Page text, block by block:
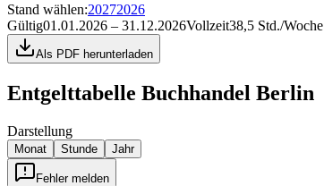
Stand wählen:20272026
Gültig01.01.2026 – 31.12.2026Vollzeit38,5 Std./Woche
Als PDF herunterladen
Entgelttabelle Buchhandel Berlin
Darstellung
Monat Stunde Jahr
Fehler melden